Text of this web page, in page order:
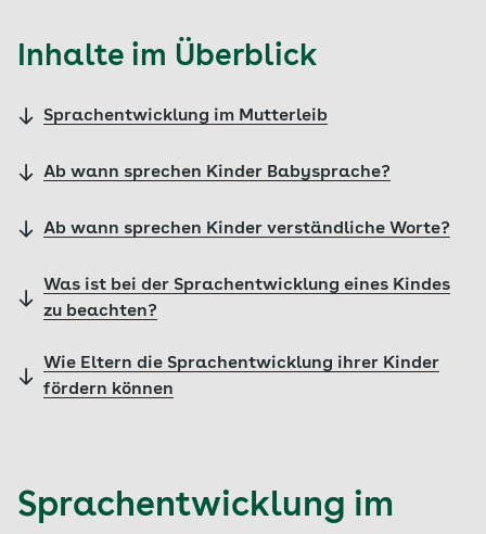
Inhalte im Überblick
Sprachentwicklung im Mutterleib
Ab wann sprechen Kinder Babysprache?
Ab wann sprechen Kinder verständliche Worte?
Was ist bei der Sprachentwicklung eines Kindes
zu beachten?
Wie Eltern die Sprachentwicklung ihrer Kinder
fördern können
Sprachentwicklung im